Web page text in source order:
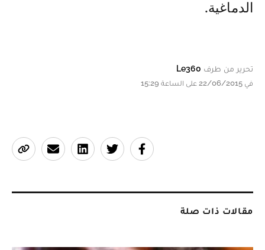
الدماغية.
تحرير من طرف Le360
في 22/06/2015 على الساعة 15:29
مقالات ذات صلة